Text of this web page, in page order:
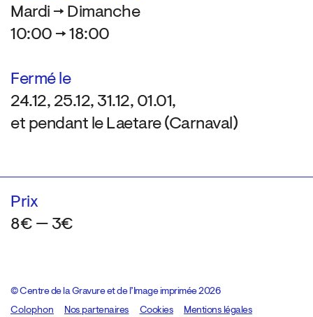
Mardi → Dimanche
10:00 → 18:00
Fermé le
24.12, 25.12, 31.12, 01.01,
et pendant le Laetare (Carnaval)
Prix
8€ — 3€
© Centre de la Gravure et de l’Image imprimée 2026
Colophon
Design:Marcel Kaczmarek, code:8080.studio
Nos partenaires Cookies Mentions légales